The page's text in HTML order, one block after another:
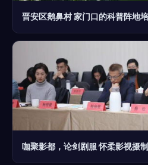
晋安区鹅鼻村 家门口的科普阵地